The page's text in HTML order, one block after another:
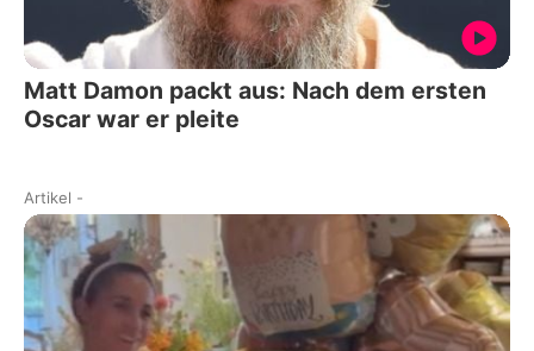
Matt Damon packt aus: Nach dem ersten
Oscar war er pleite
Artikel -